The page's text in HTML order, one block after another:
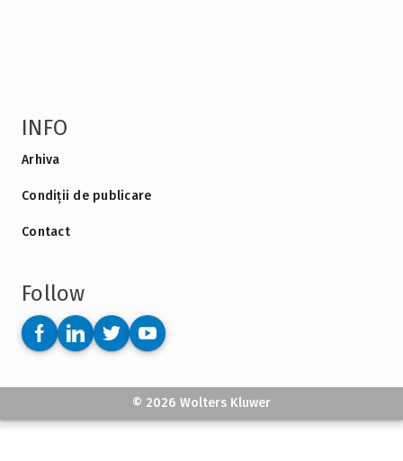
INFO
Arhiva
Condiții de publicare
Contact
Follow
© 2026 Wolters Kluwer